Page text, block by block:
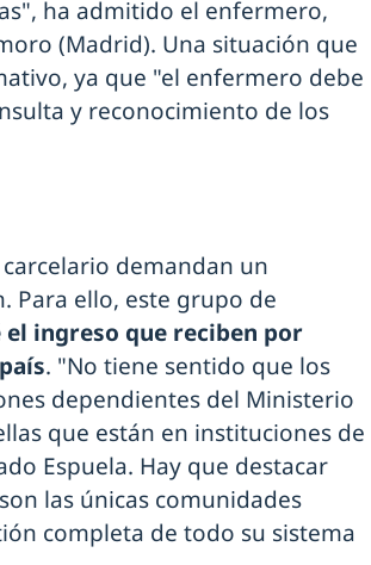
ha admitido el enfermero,
(Madrid). Una situación que
ya que "el enfermero debe
y reconocimiento de los
demandan un
Para ello, este grupo de
el ingreso que reciben por
. "No tiene sentido que los
dependientes del Ministerio
que están en instituciones de
Espuela. Hay que destacar
las únicas comunidades
completa de todo su sistema